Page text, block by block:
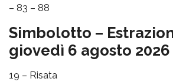
– 83 – 88
Simbolotto –
giovedì 6 agosto 2026
19 – Risata